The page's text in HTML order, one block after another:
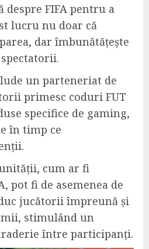
despre FIFA pentru a
lucru nu doar că
dar îmbunătățește
un parteneriat de
primesc coduri FUT
specifice de gaming,
în timp ce
cum ar fi
pot fi de asemenea de
jucătorii împreună și
stimulând un
între participanți.